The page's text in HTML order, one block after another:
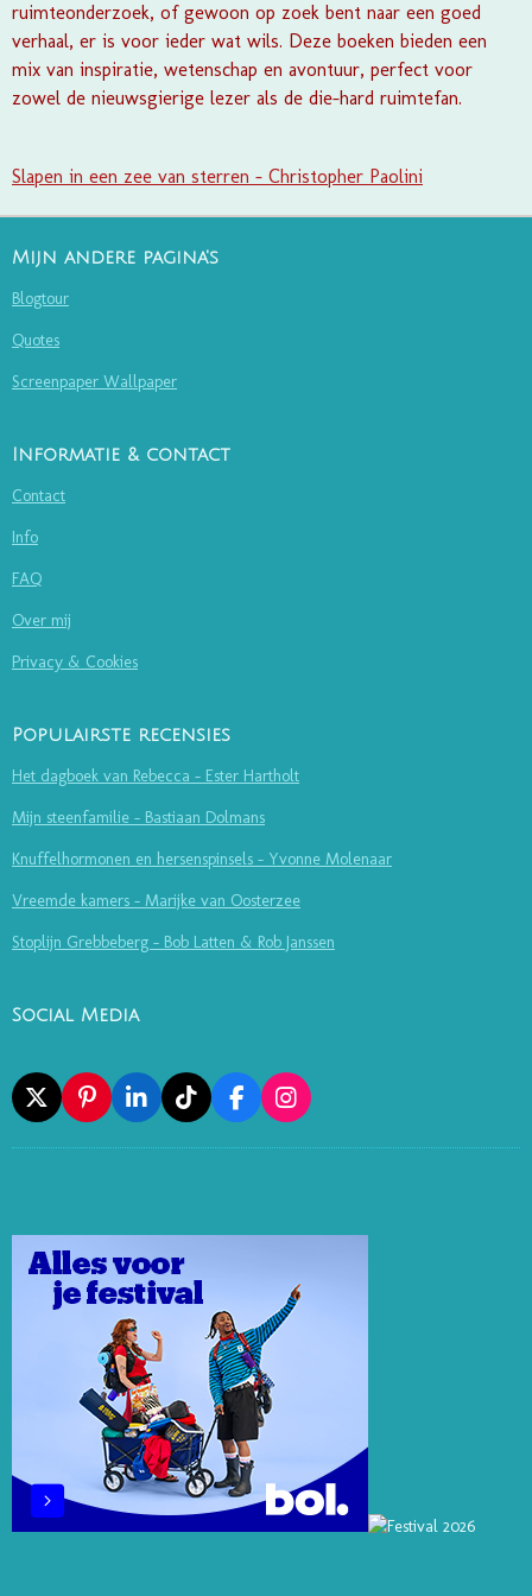
ruimteonderzoek, of gewoon op zoek bent naar een goed
verhaal, er is voor ieder wat wils. Deze boeken bieden een
mix van inspiratie, wetenschap en avontuur, perfect voor
zowel de nieuwsgierige lezer als de die-hard ruimtefan.
Slapen in een zee van sterren - Christopher Paolini
Mijn andere pagina's
Blogtour
Quotes
Screenpaper Wallpaper
Informatie & contact
Contact
Info
FAQ
Over mij
Privacy & Cookies
Populairste recensies
Het dagboek van Rebecca - Ester Hartholt
Mijn steenfamilie - Bastiaan Dolmans
Knuffelhormonen en hersenspinsels - Yvonne Molenaar
Vreemde kamers - Marijke van Oosterzee
Stoplijn Grebbeberg - Bob Latten & Rob Janssen
Social Media
X
P
I
N
E
S
T
L
I
N
I
N
T
I
K
F
A
C
O
I
N
S
R
M